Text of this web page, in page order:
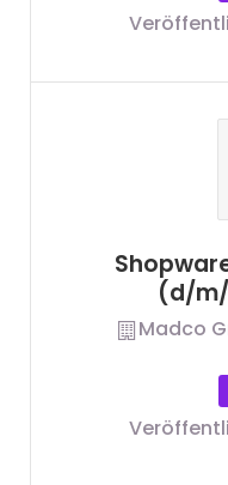
(d/
Madco